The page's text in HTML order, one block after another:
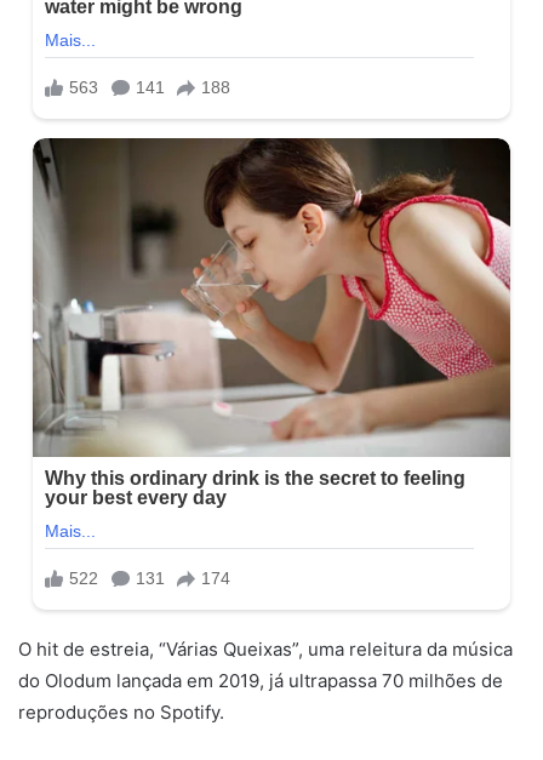
O hit de estreia, “Várias Queixas”, uma releitura da música
do Olodum lançada em 2019, já ultrapassa 70 milhões de
reproduções no Spotify.